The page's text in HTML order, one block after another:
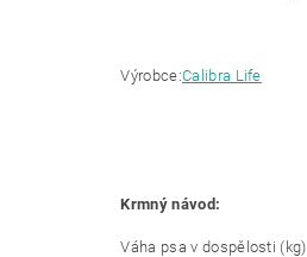
Výrobce:Calibra Life
Krmný návod:
Váha psa v dospělosti (kg)